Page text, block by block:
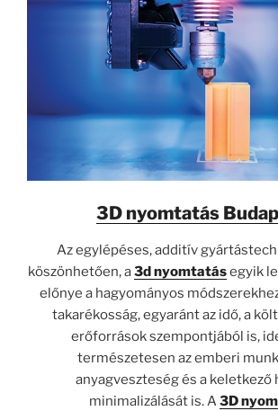
3D nyomtatás
Az egylépéses, additív
köszönhetően, a3d nyomtatásegyik
előnye a hagyományos
takarékosság, egyaránt az idő, a
erőforrások szempontjából is,
természetesen az emberi
anyagveszteség és a keletkező
minimalizálását is. A3D